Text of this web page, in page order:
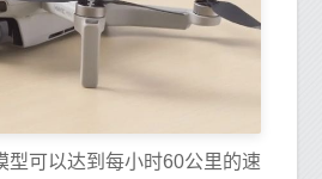
型可以达到每小时60公里的速